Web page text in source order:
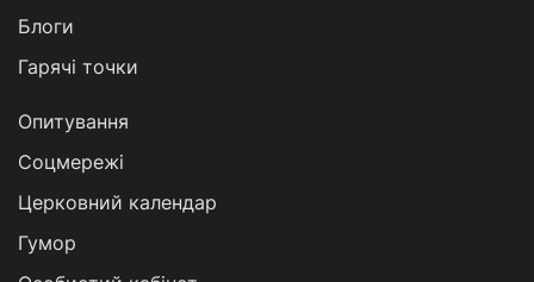
Блоги
Гарячі точки
Опитування
Соцмережі
Церковний календар
Гумор